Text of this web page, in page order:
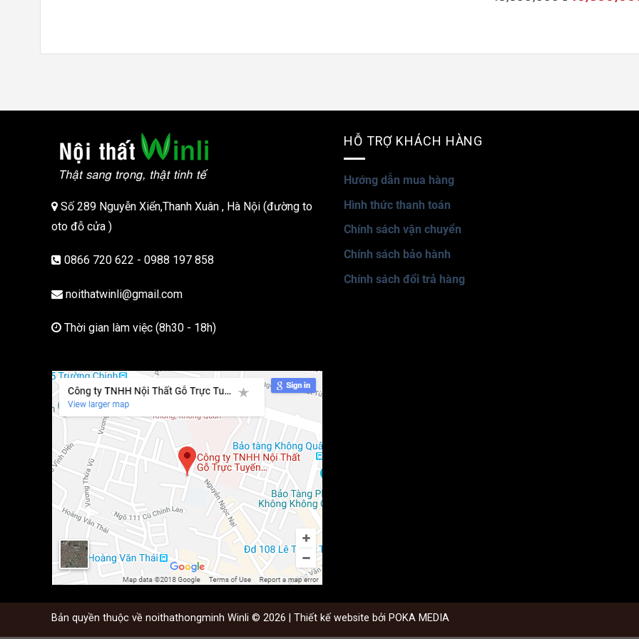
price
Số 289 Nguyễn Xiển,Thanh Xuân , Hà Nội (đường to
oto đỗ cửa )
0866 720 622 - 0988 197 858
noithatwinli@gmail.com
Thời gian làm việc (8h30 - 18h)
HỖ TRỢ KHÁCH HÀNG
Hướng dẫn mua hàng
Hình thức thanh toán
Chính sách vận chuyển
Chính sách bảo hành
Chính sách đổi trả hàng
Bản quyền thuộc về noithathongminh Winli © 2026 | Thiết kế website bởi POKA MEDIA